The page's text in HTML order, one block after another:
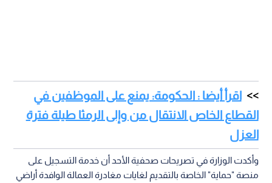
اقرأ أيضا : الحكومة: يمنع على الموظفين في
القطاع الخاص الانتقال من وإلى الرمثا طيلة فترة
العزل
وأكدت الوزارة في تصريحات صحفية الأحد أن خدمة التسجيل على
منصة "حماية" الخاصة بالتقديم لغايات مغادرة العمالة الوافدة أراضي